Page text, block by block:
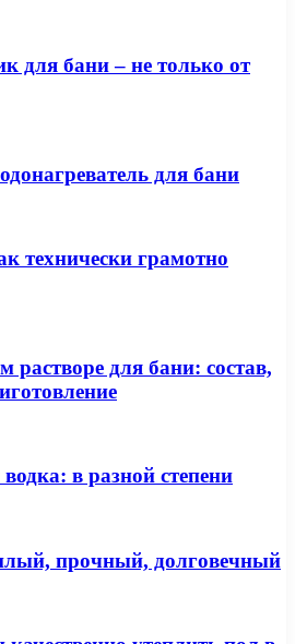
для бани – не только от
для бани
технически грамотно
растворе для бани: состав,
в разной степени
прочный, долговечный